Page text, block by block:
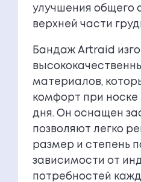
улучшения общего
верхней части
Бандаж Artraid
материалов,
комфорт при носке
дня. Он оснащен
позволяют легко
размер и степень
зависимости от
потребностей